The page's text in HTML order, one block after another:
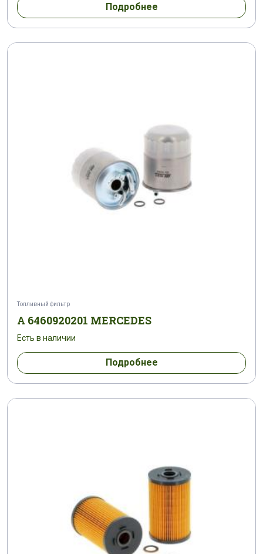
Подробнее
Топливный фильтр
A 6460920201 MERCEDES
Есть в наличии
Подробнее